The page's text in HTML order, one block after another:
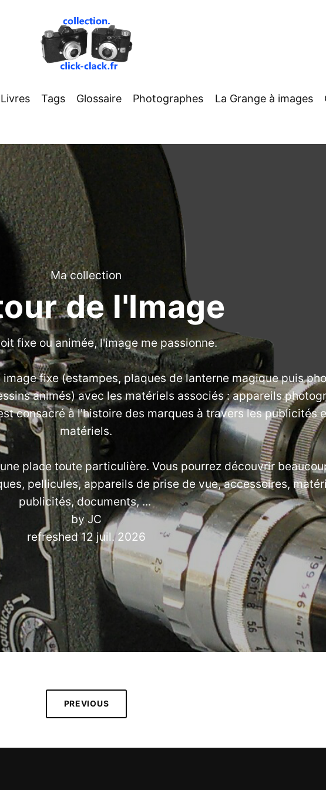
Livres Tags Glossaire Photographes La Grange à images
Ma collection
de l'Image
fixe ou animée, l'image me passionne.
fixe (estampes, plaques de lanterne magique puis
animés) avec les matériels associés : appareils
consacré à l'histoire des marques à travers les publicités
matériels.
place toute particulière. Vous pourrez découvrir
pellicules, appareils de prise de vue, accessoires,
publicités, documents, ...
byJC
refreshed12 juil. 2026
PREVIOUS